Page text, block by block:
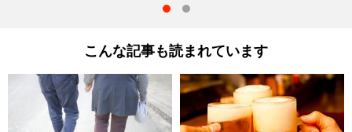
こんな記事も読まれています